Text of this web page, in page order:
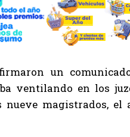
un
ventilando en los
magistrados, el